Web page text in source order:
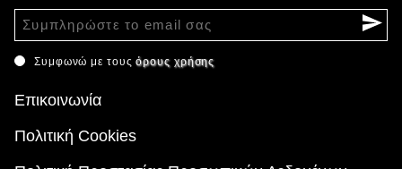
Συμφωνώ με τουςόρους χρήσης
Επικοινωνία
Πολιτική Cookies